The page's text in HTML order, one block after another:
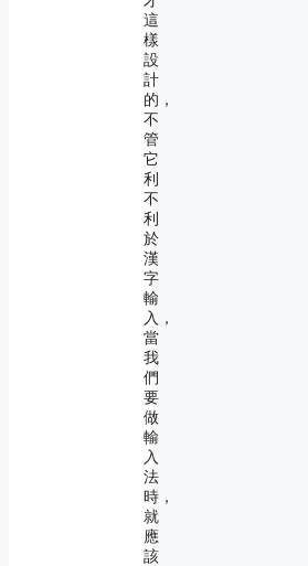
這
樣
設
計
的，
不
管
它
利
不
利
於
漢
字
輸
入，
當
我
們
要
做
輸
入
法
時，
就
應
該